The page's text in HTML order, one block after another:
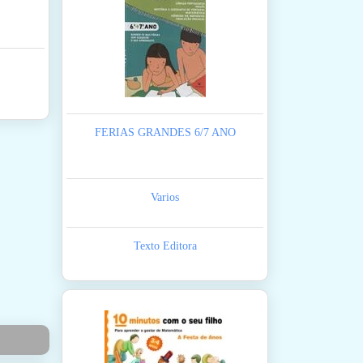
FERIAS GRANDES 6/7 ANO
Varios
Texto Editora